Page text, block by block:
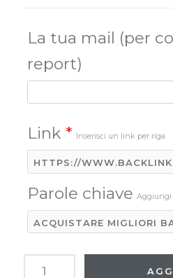
La tua mail (per
report)
Link * Inserisci un link per riga
Parole chiave Aggiungi
Blogger